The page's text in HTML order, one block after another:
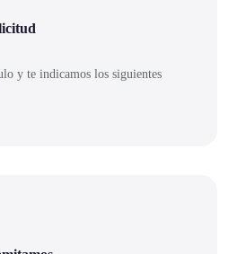
y te indicamos los siguientes